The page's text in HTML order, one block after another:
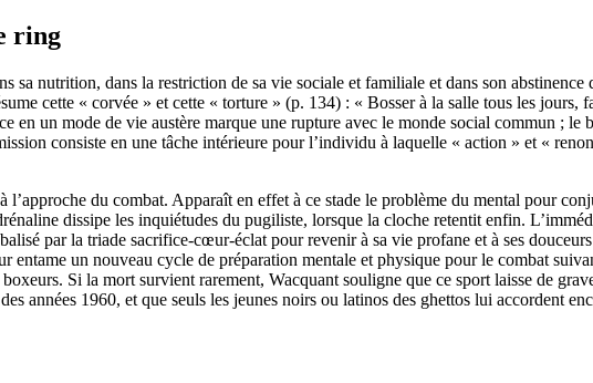
ring
sa nutrition, dans la restriction de sa vie sociale et familiale et dans son
cette « corvée » et cette « torture » (p. 134) : « Bosser à la salle tous les jours,
en un mode de vie austère marque une rupture avec le monde social commun ; le
consiste en une tâche intérieure pour l’individu à laquelle « action » et «
du combat. Apparaît en effet à ce stade le problème du mental pour
dissipe les inquiétudes du pugiliste, lorsque la cloche retentit enfin.
par la triade sacrifice-cœur-éclat pour revenir à sa vie profane et à ses
entame un nouveau cycle de préparation mentale et physique pour le combat
Si la mort survient rarement, Wacquant souligne que ce sport laisse de
années 1960, et que seuls les jeunes noirs ou latinos des ghettos lui accordent